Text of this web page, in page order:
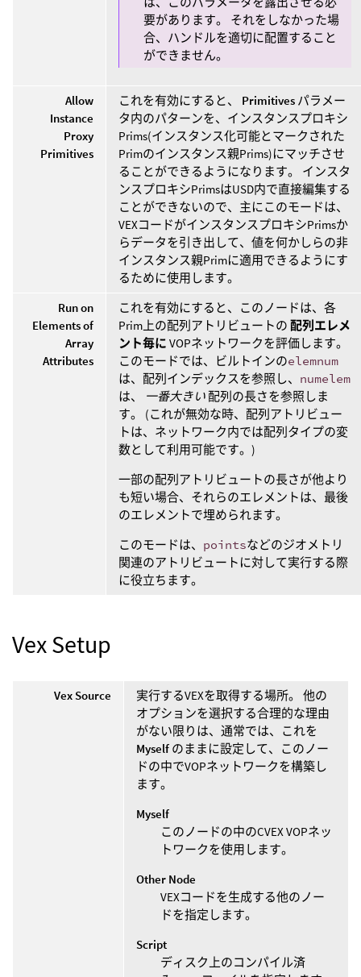
要があります。 それをしなかった場
合、ハンドルを適切に配置すること
ができません。
Allow
Instance
Proxy
Primitives
これを有効にすると、 Primitives パラメー
タ内のパターンを、インスタンスプロキシ
Prims(インスタンス化可能とマークされた
Primのインスタンス親Prims)にマッチさせ
ることができるようになります。 インスタ
ンスプロキシPrimsはUSD内で直接編集する
ことができないので、主にこのモードは、
VEXコードがインスタンスプロキシPrimsか
らデータを引き出して、値を何かしらの非
インスタンス親Primに適用できるようにす
るために使用します。
Run on
Elements of
Array
Attributes
これを有効にすると、このノードは、各
Prim上の配列アトリビュートの 配列エレメ
ント毎に VOPネットワークを評価します。
このモードでは、ビルトインのelemnum
は、配列インデックスを参照し、 numelem
は、
一番大きい 配列の長さを参照しま
す。 (これが無効な時、配列アトリビュー
トは、ネットワーク内では配列タイプの変
数として利用可能です。)
一部の配列アトリビュートの長さが他より
も短い場合、それらのエレメントは、最後
のエレメントで埋められます。
このモードは、 pointsなどのジオメトリ
関連のアトリビュートに対して実行する際
に役立ちます。
Vex Setup
Vex Source
実行するVEXを取得する場所。 他の
オプションを選択する合理的な理由
がない限りは、通常では、これを
Myself のままに設定して、このノー
ドの中でVOPネットワークを構築し
ます。
Myself
このノードの中のCVEX VOPネッ
トワークを使用します。
Other Node
VEXコードを生成する他のノー
ドを指定します。
Script
ディスク上のコンパイル済